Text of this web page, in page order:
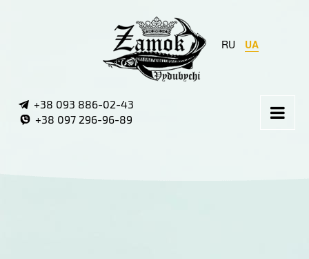
RU UA
+38 093 886-02-43
+38 097 296-96-89